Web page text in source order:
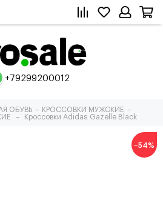
+79299200012
ОБУВЬ КРОССОВКИ МУЖСКИЕ
Кроссовки Adidas Gazelle Black
−54%